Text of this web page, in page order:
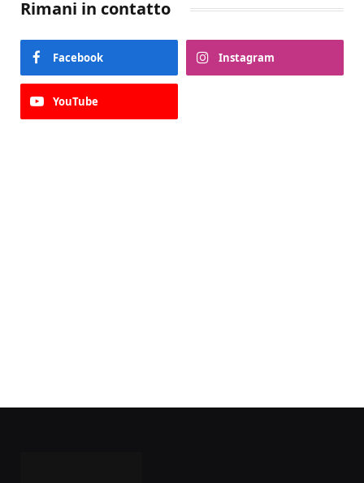
Rimani in contatto
Facebook Instagram
YouTube